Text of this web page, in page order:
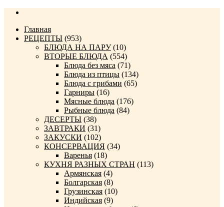
Главная
РЕЦЕПТЫ (953)
БЛЮДА НА ПАРУ(10)
ВТОРЫЕ БЛЮДА (554)
Блюда без мяса (71)
Блюда из птицы (134)
Блюда с грибами (65)
Гарниры (16)
Мясные блюда (176)
Рыбные блюда (84)
ДЕСЕРТЫ (38)
ЗАВТРАКИ (31)
ЗАКУСКИ (102)
КОНСЕРВАЦИЯ (34)
Варенья (18)
КУХНЯ РАЗНЫХ СТРАН (113)
Армянская (4)
Болгарская (8)
Грузинская (10)
Индийская (9)